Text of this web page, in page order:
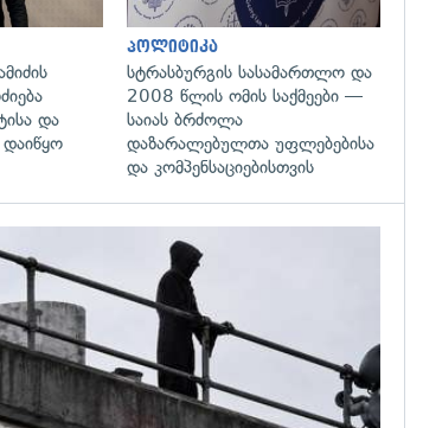
და
დაიწყო
პოლიტიკა
სტრასბურგის სასამართლო და
2008 წლის ომის საქმეები —
საიას ბრძოლა
დაზარალებულთა უფლებებისა
და კომპენსაციებისთვის
გადახედვა